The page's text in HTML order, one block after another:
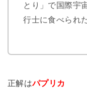
とり」で国際宇
行士に食べられ
正解はパプリカ